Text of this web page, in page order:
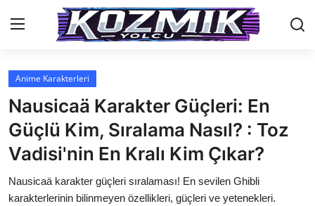
Anasayfa
İletişim
Genel
Anime Önerileri
Anime Karakterleri
Nausicaä Karakter Güçleri: En
Güçlü Kim, Sıralama Nasıl? : Toz
Vadisi'nin En Kralı Kim Çıkar?
Nausicaä karakter güçleri sıralaması! En sevilen Ghibli
karakterlerinin bilinmeyen özellikleri, güçleri ve yetenekleri.